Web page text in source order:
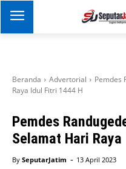
Beranda Advertorial
Pemdes
Raya Idul Fitri 1444 H
Pemdes
Selamat Hari
By SeputarJatim - 13 April 2023